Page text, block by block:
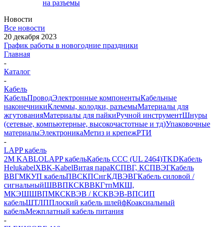
на разъемы
Новости
Все новости
20 декабря 2023
График работы в новогодние праздники
Главная
-
Каталог
-
Кабель
КабельПроводЭлектронные компонентыКабельные
наконечникиКлеммы, колодки, разъемыМатериалы для
жгутованияМатериалы для пайкиРучной инструментШнуры
(сетевые, компьютерные, высокочастотные и тд)Упаковочные
материалыЭлектроникаМетиз и крепежРТИ
-
LAPP кабель
2M KABLOLAPP кабельКабель CCC (UL 2464)TKDКабель
HelukabelXBK-KabelВитая параКСПВГ, КСПВЭГКабель
ВВГМКУП кабельПВСКПСнгКДВЭВГКабель силовой /
сигнальныйШВВПКСКВВКГтпМКШ,
МКЭШШВПМКСКВЭВ / КСКВЭВ-ВПСИП
кабельШТЛППлоский кабель шлейфКоаксиальный
кабельМежплатный кабель питания
-